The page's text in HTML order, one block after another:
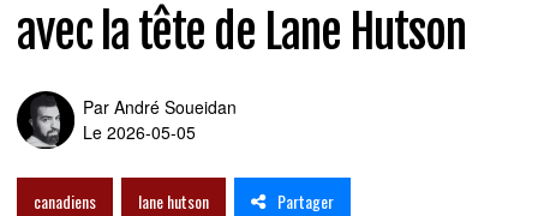
avec la tête de Lane Hutson
Par André Soueidan
Le 2026-05-05
canadiens lane hutson Partager